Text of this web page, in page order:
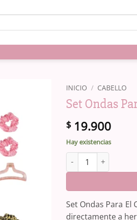
INICIO / CABELLO
Set Ondas
$19.900
Hay existencias
Set Ondas Para El
Set Ondas Para
directamente a